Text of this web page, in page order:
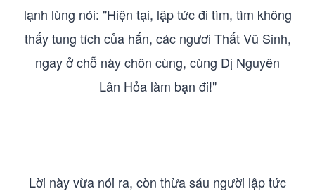
lạnh lùng nói: "Hiện tại, lập tức đi tìm, tìm không
thấy tung tích của hắn, các ngươi Thất Vũ Sinh,
ngay ở chỗ này chôn cùng, cùng Dị Nguyên
Lân Hỏa làm bạn đi!"
Lời này vừa nói ra, còn thừa sáu người lập tức